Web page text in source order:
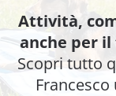
Attività,
anche per
Scopri tutto
Francesco